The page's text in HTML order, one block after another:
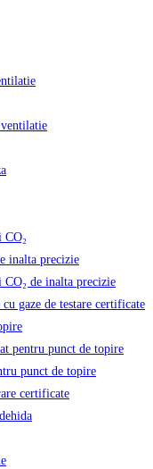
CO₂
inalta precizie
CO₂ de inalta precizie
gaze de testare certificate
pentru punct de topire
punct de topire
certificate